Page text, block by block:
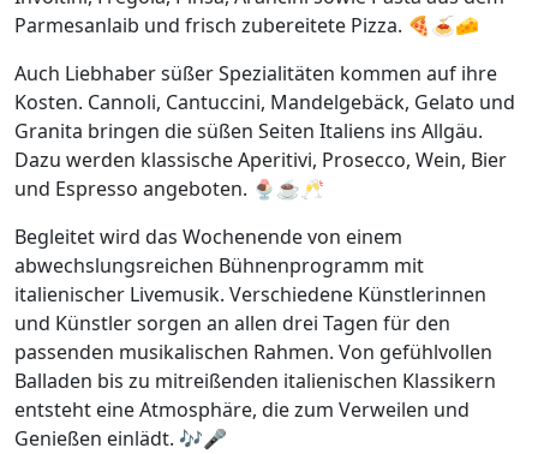
Parmesanlaib und frisch zubereitete Pizza. 🍕🍝🧀
Auch Liebhaber süßer Spezialitäten kommen auf ihre
Kosten. Cannoli, Cantuccini, Mandelgebäck, Gelato und
Granita bringen die süßen Seiten Italiens ins Allgäu.
Dazu werden klassische Aperitivi, Prosecco, Wein, Bier
und Espresso angeboten. 🍨☕🥂
Begleitet wird das Wochenende von einem
abwechslungsreichen Bühnenprogramm mit
italienischer Livemusik. Verschiedene Künstlerinnen
und Künstler sorgen an allen drei Tagen für den
passenden musikalischen Rahmen. Von gefühlvollen
Balladen bis zu mitreißenden italienischen Klassikern
entsteht eine Atmosphäre, die zum Verweilen und
Genießen einlädt. 🎶🎤